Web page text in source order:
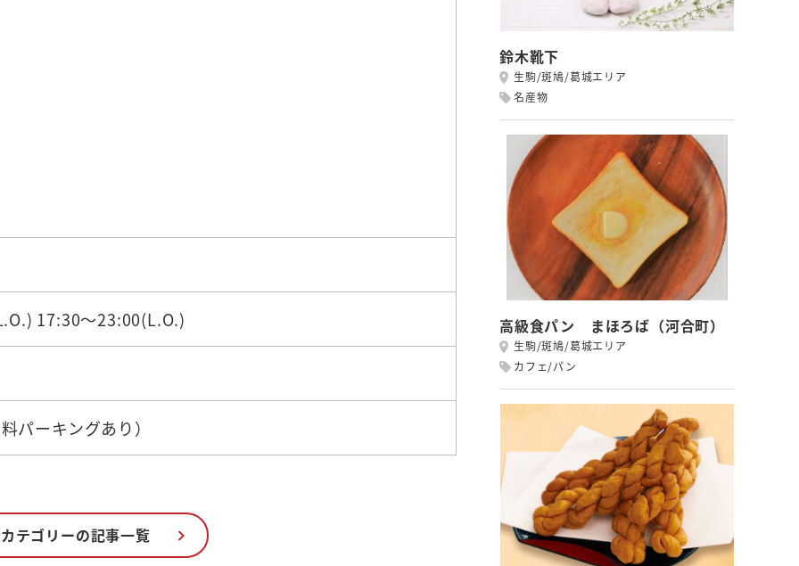
17:30～23:00(L.O.)
パーキングあり）
テゴリーの記事一覧
鈴木靴下
生駒/斑鳩/葛城エリア
名産物
高級食パン まほろば（河合町）
生駒/斑鳩/葛城エリア
カフェ/パン